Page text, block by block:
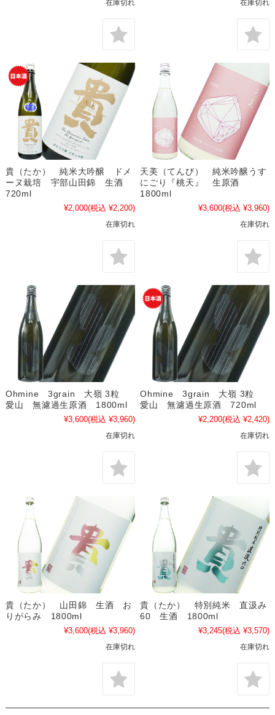
在庫切れ 在庫切れ
貴（たか） 純米大吟醸 ドメ
ーヌ栽培 宇部山田錦 生酒
720ml
¥2,000(税込 ¥2,200)
在庫切れ
天美（てんび） 純米吟醸うす
にごり『桃天』 生原酒
1800ml
¥3,600(税込 ¥3,960)
在庫切れ
Ohmine 3grain 大嶺 3粒
愛山 無濾過生原酒 1800ml
¥3,600(税込 ¥3,960)
在庫切れ
Ohmine 3grain 大嶺 3粒
愛山 無濾過生原酒 720ml
¥2,200(税込 ¥2,420)
在庫切れ
貴（たか） 山田錦 生酒 お
りがらみ 1800ml
¥3,600(税込 ¥3,960)
在庫切れ
貴（たか） 特別純米 直汲み
60 生酒 1800ml
¥3,245(税込 ¥3,570)
在庫切れ